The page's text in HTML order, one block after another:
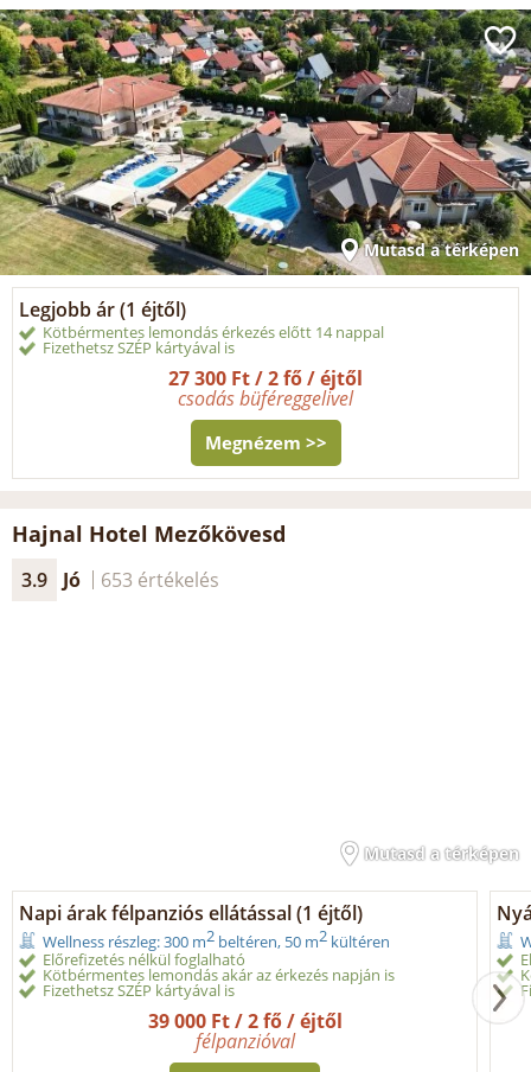
Mutasd a térképen
Legjobb ár (1 éjtől)
Kötbérmentes lemondás érkezés előtt 14 nappal
Fizethetsz SZÉP kártyával is
27 300 Ft / 2 fő / éjtől
csodás büféreggelivel
Megnézem >>
Hajnal Hotel Mezőkövesd
3.9 Jó 653 értékelés
Mutasd a térképen
Napi árak félpanziós ellátással (1 éjtől)
Wellness részleg: 300 m2 beltéren, 50 m2 kültéren
Előrefizetés nélkül foglalható
Kötbérmentes lemondás akár az érkezés napján is
Fizethetsz SZÉP kártyával is
39 000 Ft / 2 fő / éjtől
félpanzióval